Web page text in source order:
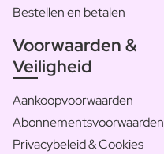
Bestellen en betalen
Voorwaarden &
Veiligheid
Aankoopvoorwaarden
Abonnementsvoorwaarden
Privacybeleid & Cookies